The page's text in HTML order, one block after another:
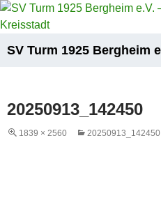
Zum
Inhalt
20250913_142450
1839 × 2560 20250913_142450